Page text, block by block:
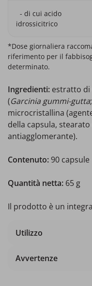
- di cui acido
idrossicitrico
*Dose giornaliera
riferimento per il
determinato.
Ingredienti: estratto di
(Garcinia gummi-gutta
microcristallina
della capsula,
antiagglomerante).
Contenuto:90 capsule
Quantità netta: 65 g
Il prodotto è un
Utilizzo
Avvertenze